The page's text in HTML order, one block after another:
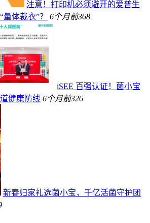
注意！打印机必须避开的爱普生
体裁衣”？
6个月前368
iSEE 百强认证！菌小宝
健康防线 6个月前326
新春归家礼选菌小宝，千亿活菌守护团